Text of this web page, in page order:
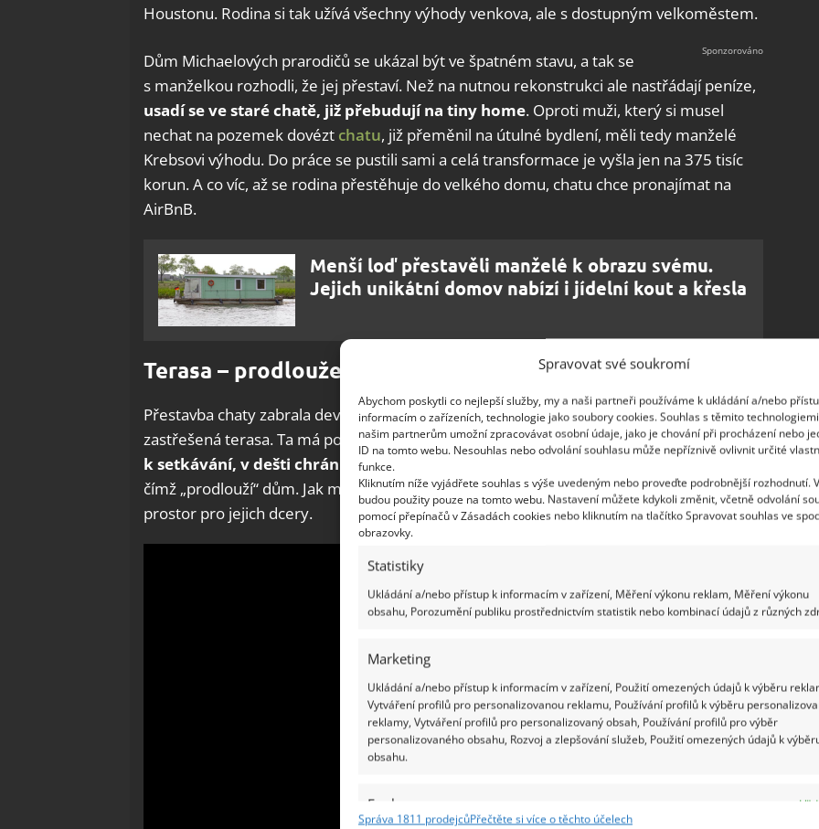
Spravovat své soukromí
Abychom poskytli co nejlepší služby, my a naši partneři používáme k ukládání a/nebo
informacím o zařízeních, technologie jako soubory cookies. Souhlas s těmito
našim partnerům umožní zpracovávat osobní údaje, jako je chování při procházení nebo
ID na tomto webu. Nesouhlas nebo odvolání souhlasu může nepříznivě ovlivnit určité
funkce.
Kliknutím níže vyjádřete souhlas s výše uvedeným nebo proveďte podrobnější rozhodnutí.
budou použity pouze na tomto webu. Nastavení můžete kdykoli změnit, včetně odvolání
pomocí přepínačů v Zásadách cookies nebo kliknutím na tlačítko Spravovat souhlas ve
obrazovky.
Statistiky
Ukládání a/nebo přístup k informacím v zařízení, Měření výkonu reklam, Měření výkonu
obsahu, Porozumění publiku prostřednictvím statistik nebo kombinací údajů z různých
Marketing
Ukládání a/nebo přístup k informacím v zařízení, Použití omezených údajů k výběru
Vytváření profilů pro personalizovanou reklamu, Používání profilů k výběru
reklamy, Vytváření profilů pro personalizovaný obsah, Používání profilů pro výběr
personalizovaného obsahu, Rozvoj a zlepšování služeb, Použití omezených údajů k
obsahu.
Funkce
Správa 1811 prodejcůPřečtěte si více o těchto účelech
Houstonu. Rodina si tak užívá všechny výhody venkova, ale s dostupným velkoměstem.
Dům Michaelových prarodičů se ukázal být ve špatném stavu, a tak se
s manželkou rozhodli, že jej přestaví. Než na nutnou rekonstrukci ale nastřádají peníze,
usadí se ve staré chatě, již přebudují na tiny home. Oproti muži, který si musel
nechat na pozemek dovézt chatu, již přeměnil na útulné bydlení, měli tedy manželé
Krebsovi výhodu. Do práce se pustili sami a celá transformace je vyšla jen na 375 tisíc
korun. A co víc, až se rodina přestěhuje do velkého domu, chatu chce pronajímat na
AirBnB.
Menší loď přestavěli manželé k obrazu svému.
Jejich unikátní domov nabízí i jídelní kout a křesla
Terasa – prodloužení domu
Přestavba chaty zabrala devět měsíců. Obytná plocha má 26 m , ještě je tu ale
zastřešená terasa. Ta má podle webuIspashned tři výhody –v létě slouží
k setkávání, v dešti chrání před zmoknutím a v zimě poslouží k odkládání věcí
čímž „prodlouží“ dům. Jak manželé shodně uvádějí, terasa slouží skvěle především jako
prostor pro jejich dcery.